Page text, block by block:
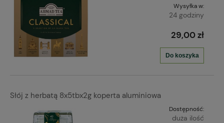
Wysyłka w:
24 godziny
29,00 zł
Do koszyka
Słój z herbatą 8x5tbx2g koperta aluminiowa
Dostępność:
duża ilość